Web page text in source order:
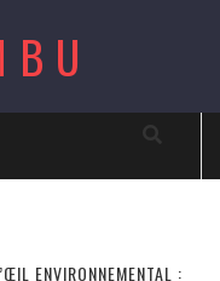
ENVIRONNEMENTAL :